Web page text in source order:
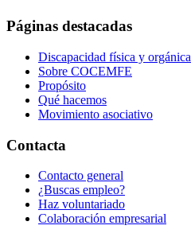
Páginas destacadas
Discapacidad física y orgánica
Sobre COCEMFE
Propósito
Qué hacemos
Movimiento asociativo
Contacta
Contacto general
¿Buscas empleo?
Haz voluntariado
Colaboración empresarial